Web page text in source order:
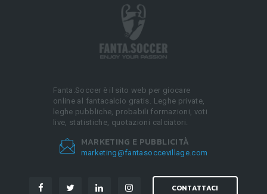
Fanta.Soccer è il sito web per giocare
online al fantacalcio gratis. Leghe private,
leghe pubbliche, probabili formazioni, voti
live, statistiche, quotazioni calciatori.
MARKETING E PUBBLICITÀ
marketing@fantasoccevillage.com
CONTATTACI